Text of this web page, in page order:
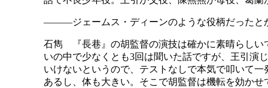
―――ジェームス・ディーンのような役柄だったと
石雋 『長巷』の胡監督の演技は確かに素晴らしい
いの中で少なくとも3回は聞いた話ですが、王引演
いけないというので、テストなしで本気で叩いて
あるし、体も大きい。そこで胡監督は機転を効か